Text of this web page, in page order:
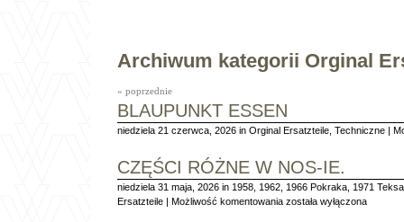
Archiwum kategorii Orginal
« poprzednie
BLAUPUNKT ESSEN
niedziela 21 czerwca, 2026 in Orginal Ersatzteile, Techniczne
CZĘŚCI RÓŻNE W NOS-IE.
niedziela 31 maja, 2026 in 1958, 1962, 1966 Pokraka, 1971
Ersatzteile
Możliwość komentowania Części
została wyłączona